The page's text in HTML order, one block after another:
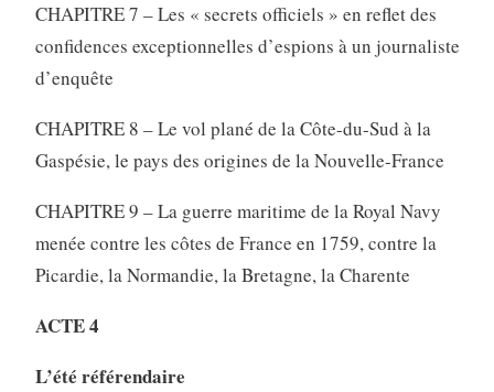
CHAPITRE 7 – Les « secrets officiels » en reflet des
confidences exceptionnelles d’espions à un journaliste
d’enquête
CHAPITRE 8 – Le vol plané de la Côte-du-Sud à la
Gaspésie, le pays des origines de la Nouvelle-France
CHAPITRE 9 – La guerre maritime de la Royal Navy
menée contre les côtes de France en 1759, contre la
Picardie, la Normandie, la Bretagne, la Charente
ACTE 4
L’été référendaire